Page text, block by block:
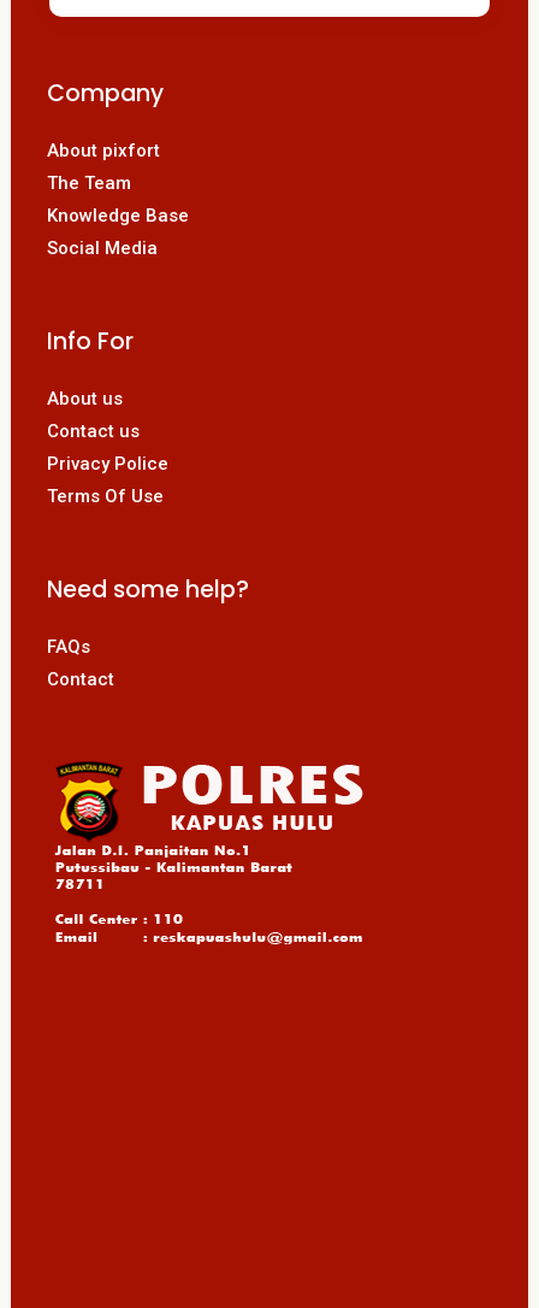
Company
About pixfort
The Team
Knowledge Base
Social Media
Info For
About us
Contact us
Privacy Police
Terms Of Use
Need some help?
FAQs
Contact